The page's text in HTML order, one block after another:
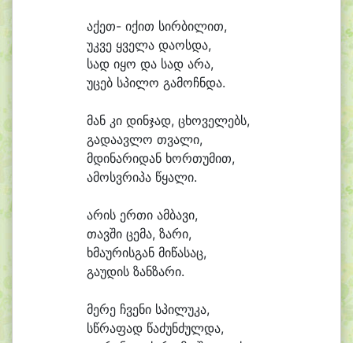
აქეთ- იქით სირბილით,
უკვე ყველა დაოსდა,
სად იყო და სად არა,
უცებ სპილო გამოჩნდა.
მან კი დინჯად, ცხოველებს,
გადაავლო თვალი,
მდინარიდან ხორთუმით,
ამოსვრიპა წყალი.
არის ერთი ამბავი,
თავში ცემა, ზარი,
ხმაურისგან მიწასაც,
გაუდის ზანზარი.
მერე ჩვენი სპილუკა,
სწრაფად წაძუნძულდა,